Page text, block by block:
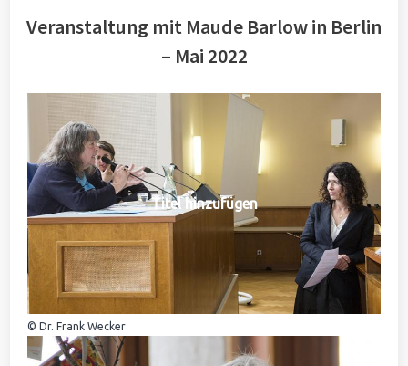
Veranstaltung mit Maude Barlow in Berlin
– Mai 2022
Titel hinzufügen
© Dr. Frank Wecker